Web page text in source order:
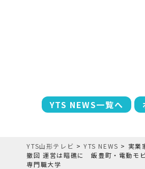
YTS NEWS一覧へ
YTS山形テレビ >YTS NEWS > 実業
撤回 運営は暗礁に 飯豊町・電動モ
専門職大学